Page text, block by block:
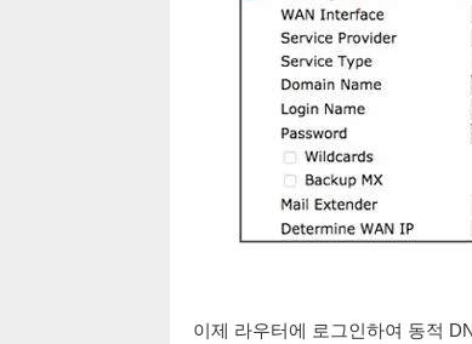
이제 라우터에 로그인하여 동적